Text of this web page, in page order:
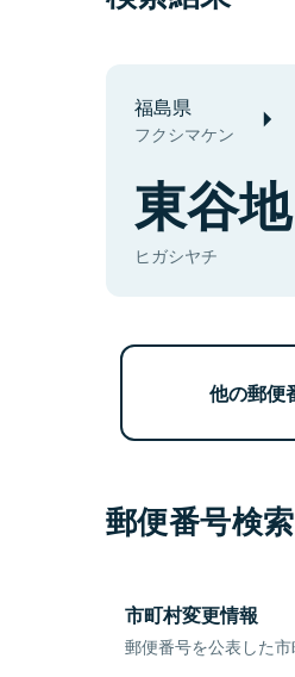
福島県
フクシマケン
東谷地
ヒガシヤチ
他の郵便
郵便番号検
市町村変更情報
郵便番号を公表した